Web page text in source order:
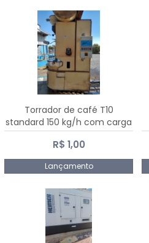
Torrador de café T10
standard 150 kg/h com carga
de 10 kg
R$ 1,00
Lançamento